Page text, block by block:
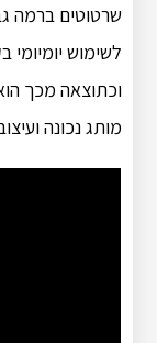
שרטוטים ברמה
לשימוש
וכתוצאה מכך
מותג נכונה